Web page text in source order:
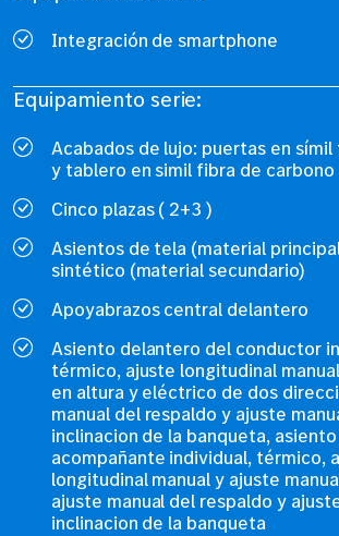
Equipamiento serie:
Acabados de lujo: puertas en
y tablero en simil fibra de carbono
Cinco plazas ( 2+3 )
Asientos de tela (material
sintético (material secundario)
Apoyabrazos central delantero
Asiento delantero del conductor
térmico, ajuste longitudinal
en altura y eléctrico de dos
manual del respaldo y ajuste
inclinacion de la banqueta,
acompañante individual, térmico,
longitudinal manual y ajuste
ajuste manual del respaldo y
inclinacion de la banqueta
Integración de smartphone